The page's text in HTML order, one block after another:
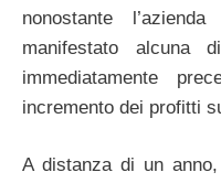
nonostante
manifestato alcuna
immediatamente
incremento dei profitti
A distanza di un